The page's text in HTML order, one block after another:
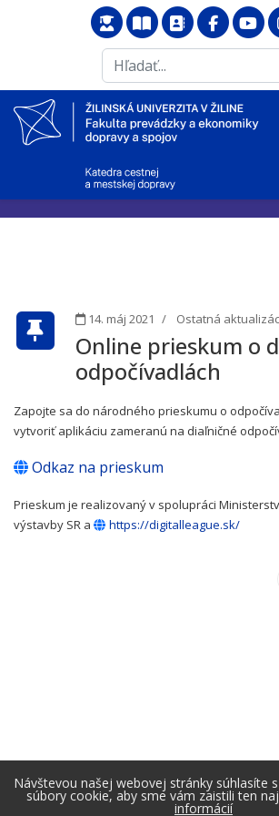
...
14. máj 2021 Ostatná
Online prieskum o
odpočívadlách
Zapojte sa do národného prieskumu o
vytvoriť aplikáciu zameranú na diaľničné
Odkaz na prieskum
Prieskum je realizovaný v spolupráci
výstavby SR a
https://digitalleague.sk/
Návštevou našej webovej stránky súhlasíte
súbory cookie, aby sme vám zaistili ten
informácií